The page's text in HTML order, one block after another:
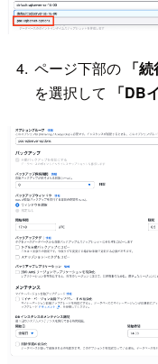
ページ下部の 「続
を選択して
「DB